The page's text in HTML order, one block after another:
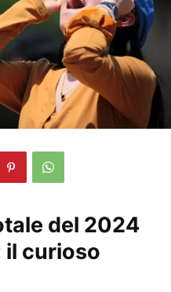
del 2024
il curioso